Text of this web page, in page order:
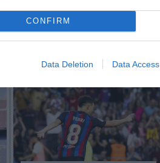
CONFIRM
Data Deletion Data Access